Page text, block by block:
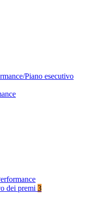
Piano esecutivo
dei premi 3